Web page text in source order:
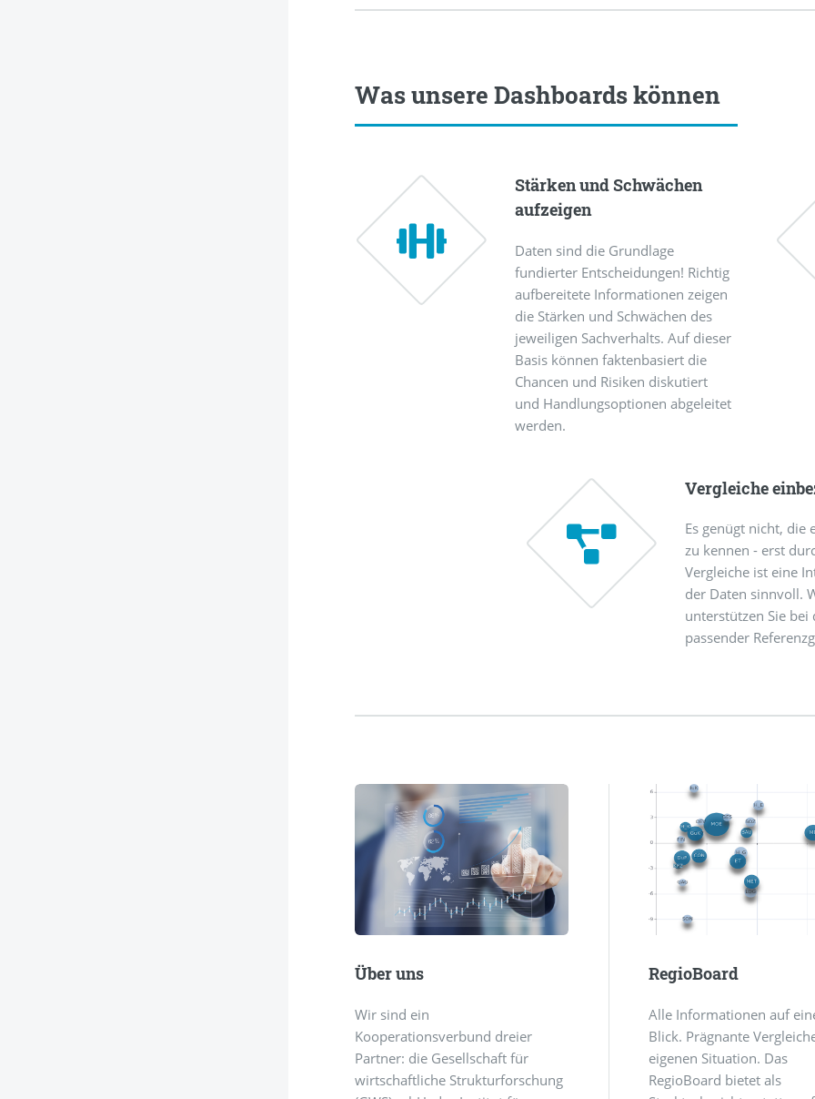
Was unsere Dashboards können
Stärken und Schwächen
aufzeigen
Daten sind die Grundlage
fundierter Entscheidungen! Richtig
aufbereitete Informationen zeigen
die Stärken und Schwächen des
jeweiligen Sachverhalts. Auf dieser
Basis können faktenbasiert die
Chancen und Risiken diskutiert
und Handlungsoptionen abgeleitet
werden.
Vergleiche
Es genügt nicht, die
zu kennen - erst
Vergleiche ist eine
der Daten sinnvoll.
unterstützen Sie bei
passender
Über uns
Wir sind ein
Kooperationsverbund dreier
Partner: die Gesellschaft für
wirtschaftliche Strukturforschung
RegioBoard
Alle Informationen auf
Blick. Prägnante
eigenen Situation. Das
RegioBoard bietet als